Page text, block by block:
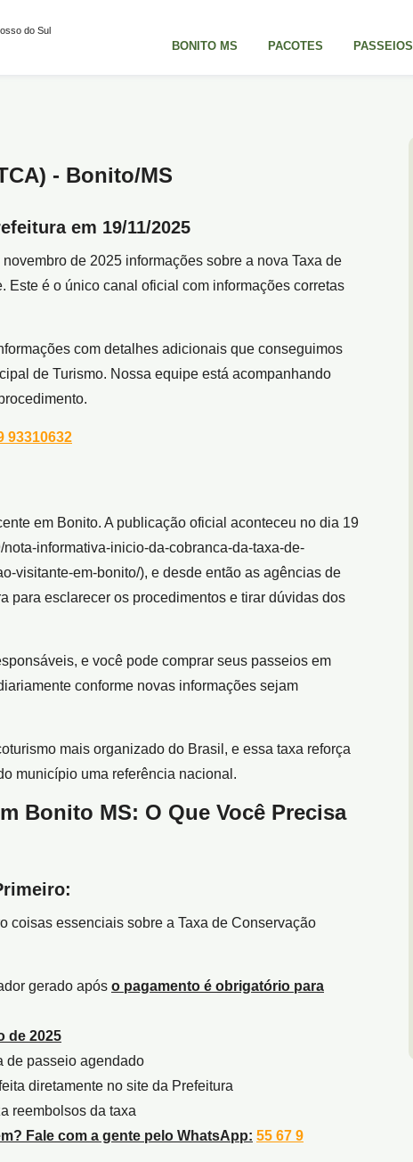
do Sul
BONITO MS PACOTES PASSEIOS
- Bonito/MS
em 19/11/2025
de 2025 informações sobre a nova Taxa de
é o único canal oficial com informações corretas
com detalhes adicionais que conseguimos
de Turismo. Nossa equipe está acompanhando
93310632
em Bonito. A publicação oficial aconteceu no dia 19
informativa-inicio-da-cobranca-da-taxa-de-
visitante-em-bonito/), e desde então as agências de
para esclarecer os procedimentos e tirar dúvidas dos
e você pode comprar seus passeios em
conforme novas informações sejam
mais organizado do Brasil, e essa taxa reforça
município uma referência nacional.
Bonito MS: O Que Você Precisa
coisas essenciais sobre a Taxa de Conservação
gerado após o pagamento é obrigatório para
de 2025
de passeio agendado
diretamente no site da Prefeitura
reembolsos da taxa
Fale com a gente pelo WhatsApp: 55 67 9